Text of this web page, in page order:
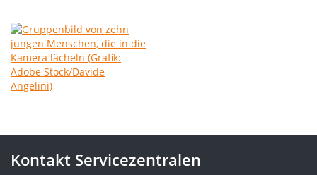
Kontakt Servicezentralen